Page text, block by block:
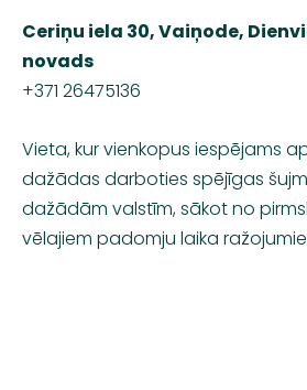
Ceriņu iela 30, Vaiņode,
novads
+371 26475136
Vieta, kur vienkopus iespējams
dažādas darboties spējīgas
dažādām valstīm, sākot no
vēlajiem padomju laika